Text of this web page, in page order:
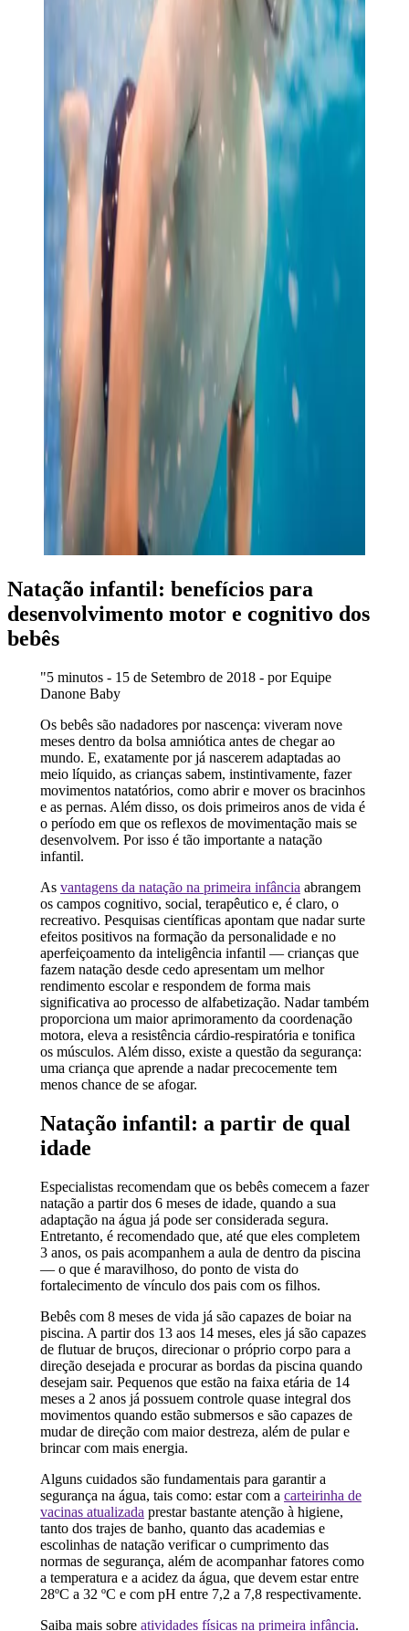
Natação infantil: benefícios para
desenvolvimento motor e cognitivo dos
bebês
"5 minutos - 15 de Setembro de 2018 - por Equipe
Danone Baby
Os bebês são nadadores por nascença: viveram nove
meses dentro da bolsa amniótica antes de chegar ao
mundo. E, exatamente por já nascerem adaptadas ao
meio líquido, as crianças sabem, instintivamente, fazer
movimentos natatórios, como abrir e mover os bracinhos
e as pernas. Além disso, os dois primeiros anos de vida é
o período em que os reflexos de movimentação mais se
desenvolvem. Por isso é tão importante a natação
infantil.
As vantagens da natação na primeira infância abrangem
os campos cognitivo, social, terapêutico e, é claro, o
recreativo. Pesquisas científicas apontam que nadar surte
efeitos positivos na formação da personalidade e no
aperfeiçoamento da inteligência infantil — crianças que
fazem natação desde cedo apresentam um melhor
rendimento escolar e respondem de forma mais
significativa ao processo de alfabetização. Nadar também
proporciona um maior aprimoramento da coordenação
motora, eleva a resistência cárdio-respiratória e tonifica
os músculos. Além disso, existe a questão da segurança:
uma criança que aprende a nadar precocemente tem
menos chance de se afogar.
Natação infantil: a partir de qual
idade
Especialistas recomendam que os bebês comecem a fazer
natação a partir dos 6 meses de idade, quando a sua
adaptação na água já pode ser considerada segura.
Entretanto, é recomendado que, até que eles completem
3 anos, os pais acompanhem a aula de dentro da piscina
— o que é maravilhoso, do ponto de vista do
fortalecimento de vínculo dos pais com os filhos.
Bebês com 8 meses de vida já são capazes de boiar na
piscina. A partir dos 13 aos 14 meses, eles já são capazes
de flutuar de bruços, direcionar o próprio corpo para a
direção desejada e procurar as bordas da piscina quando
desejam sair. Pequenos que estão na faixa etária de 14
meses a 2 anos já possuem controle quase integral dos
movimentos quando estão submersos e são capazes de
mudar de direção com maior destreza, além de pular e
brincar com mais energia.
Alguns cuidados são fundamentais para garantir a
segurança na água, tais como: estar com a carteirinha de
vacinas atualizada prestar bastante atenção à higiene,
tanto dos trajes de banho, quanto das academias e
escolinhas de natação verificar o cumprimento das
normas de segurança, além de acompanhar fatores como
a temperatura e a acidez da água, que devem estar entre
28ºC a 32 ºC e com pH entre 7,2 a 7,8 respectivamente.
Saiba mais sobre atividades físicas na primeira infância.